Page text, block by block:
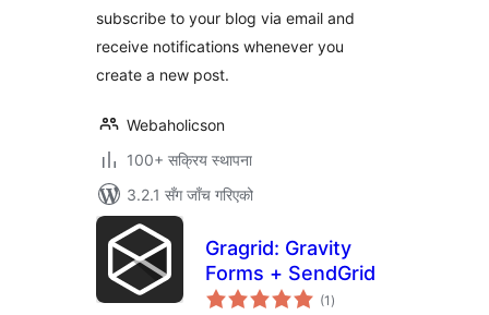
subscribe to your blog via email and
receive notifications whenever you
create a new post.
Webaholicson
100+ सक्रिय स्थापना
3.2.1 सँग जाँच गरिएको
Gragrid: Gravity
Forms + SendGrid
(1 कुल
रेटिङ्गहरू
)